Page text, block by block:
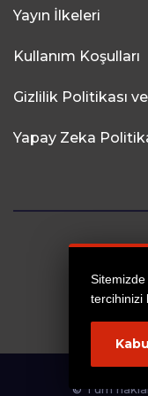
Sitemizde
tercihinizi
Yayın İlkeleri
Kullanım Koşulları
Gizlilik Politikası
Yapay Zeka
© Tüm